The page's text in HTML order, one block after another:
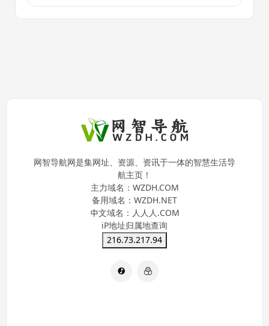
网智导航网是集网址、资源、资讯于一体的智慧生活导
航主页！
主力域名： WZDH.COM
备用域名： WZDH.NET
中文域名： 人人人.COM
iP地址归属地查询
216.73.217.94